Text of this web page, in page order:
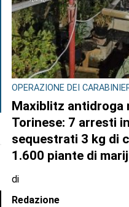
OPERAZIONE DEI
Maxiblitz antidroga
Torinese: 7 arresti
sequestrati 3 kg di
1.600 piante di
di
Redazione